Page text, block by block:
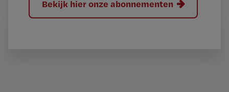
Bekijk hier onze abonnementen